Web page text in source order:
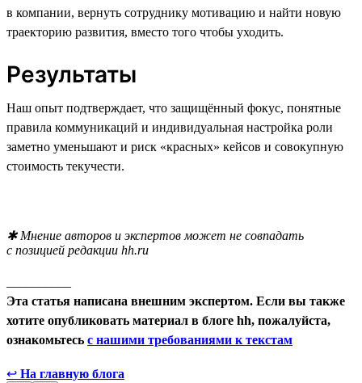
в компании, вернуть сотруднику мотивацию и найти новую
траекторию развития, вместо того чтобы уходить.
Результаты
Наш опыт подтверждает, что защищённый фокус, понятные
правила коммуникаций и индивидуальная настройка роли
заметно уменьшают и риск «красных» кейсов и совокупную
стоимость текучести.
✱ Мнение авторов и экспертов может не совпадать
с позицией редакции hh.ru
Эта статья написана внешним экспертом. Если вы также
хотите опубликовать материал в блоге hh, пожалуйста,
ознакомьтесь с нашими требованиями к текстам
↩ На главную блога